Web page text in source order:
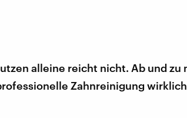
alleine reicht nicht. Ab und zu
Zahnreinigung